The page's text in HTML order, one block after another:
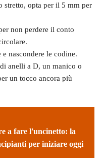
stretto, opta per il 5 mm per
non perdere il conto
nascondere le codine.
anelli a D, un manico o
un tocco ancora più
a fare l'uncinetto: la
per iniziare oggi